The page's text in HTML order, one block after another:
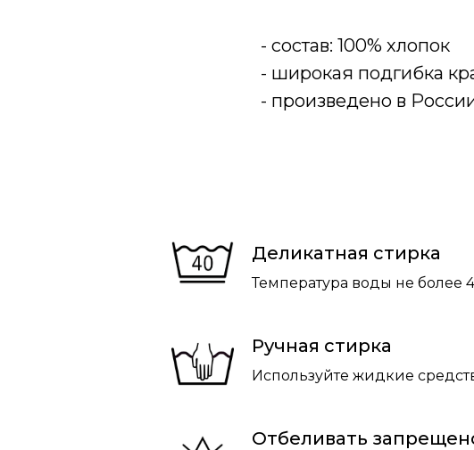
- состав: 100% хлопок
- широкая подгибка
- произведено в
Деликатная стирка
Температура воды не более
Ручная стирка
Используйте жидкие
Отбеливать